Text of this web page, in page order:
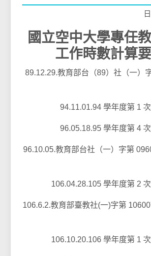
國立空中大學專任
工作時數計算
89.12.29.教育部台（89）社（一）
94.11.01.94 學年度第 1
96.05.18.95 學年度第 4
96.10.05.教育部台社（一）字第
106.04.28.105 學年度第 2
106.6.2.教育部臺教社(一)字第
106.10.20.106 學年度第 1